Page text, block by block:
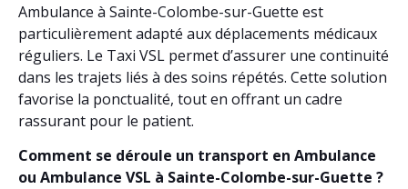
Ambulance à Sainte-Colombe-sur-Guette est
particulièrement adapté aux déplacements médicaux
réguliers. Le Taxi VSL permet d’assurer une continuité
dans les trajets liés à des soins répétés. Cette solution
favorise la ponctualité, tout en offrant un cadre
rassurant pour le patient.
Comment se déroule un transport en Ambulance
ou Ambulance VSL à Sainte-Colombe-sur-Guette ?